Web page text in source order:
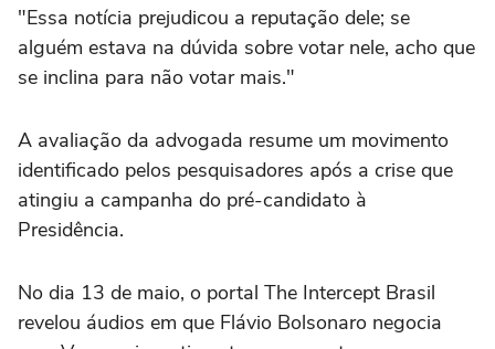
"Essa notícia prejudicou a reputação dele; se
alguém estava na dúvida sobre votar nele, acho que
se inclina para não votar mais."
A avaliação da advogada resume um movimento
identificado pelos pesquisadores após a crise que
atingiu a campanha do pré-candidato à
Presidência.
No dia 13 de maio, o portal The Intercept Brasil
revelou áudios em que Flávio Bolsonaro negocia